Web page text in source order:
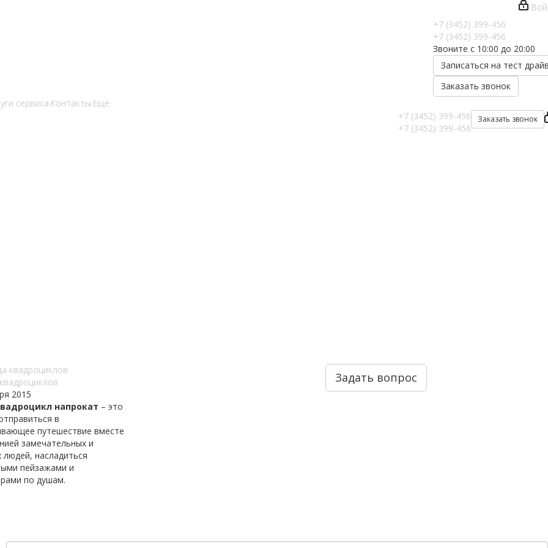
+7 (3452) 399-456
+7 (3452) 399-456
Звоните с 10:00 до 20:00
Записаться на тест
Заказать звонок
сервиса Контакты Ещё
Заказать звонок
+7 (3452) 399-456
+7 (3452) 399-456
2015
напрокат – это
в
путешествие вместе
замечательных и
людей, насладиться
пейзажами и
по душам.
Задать вопрос